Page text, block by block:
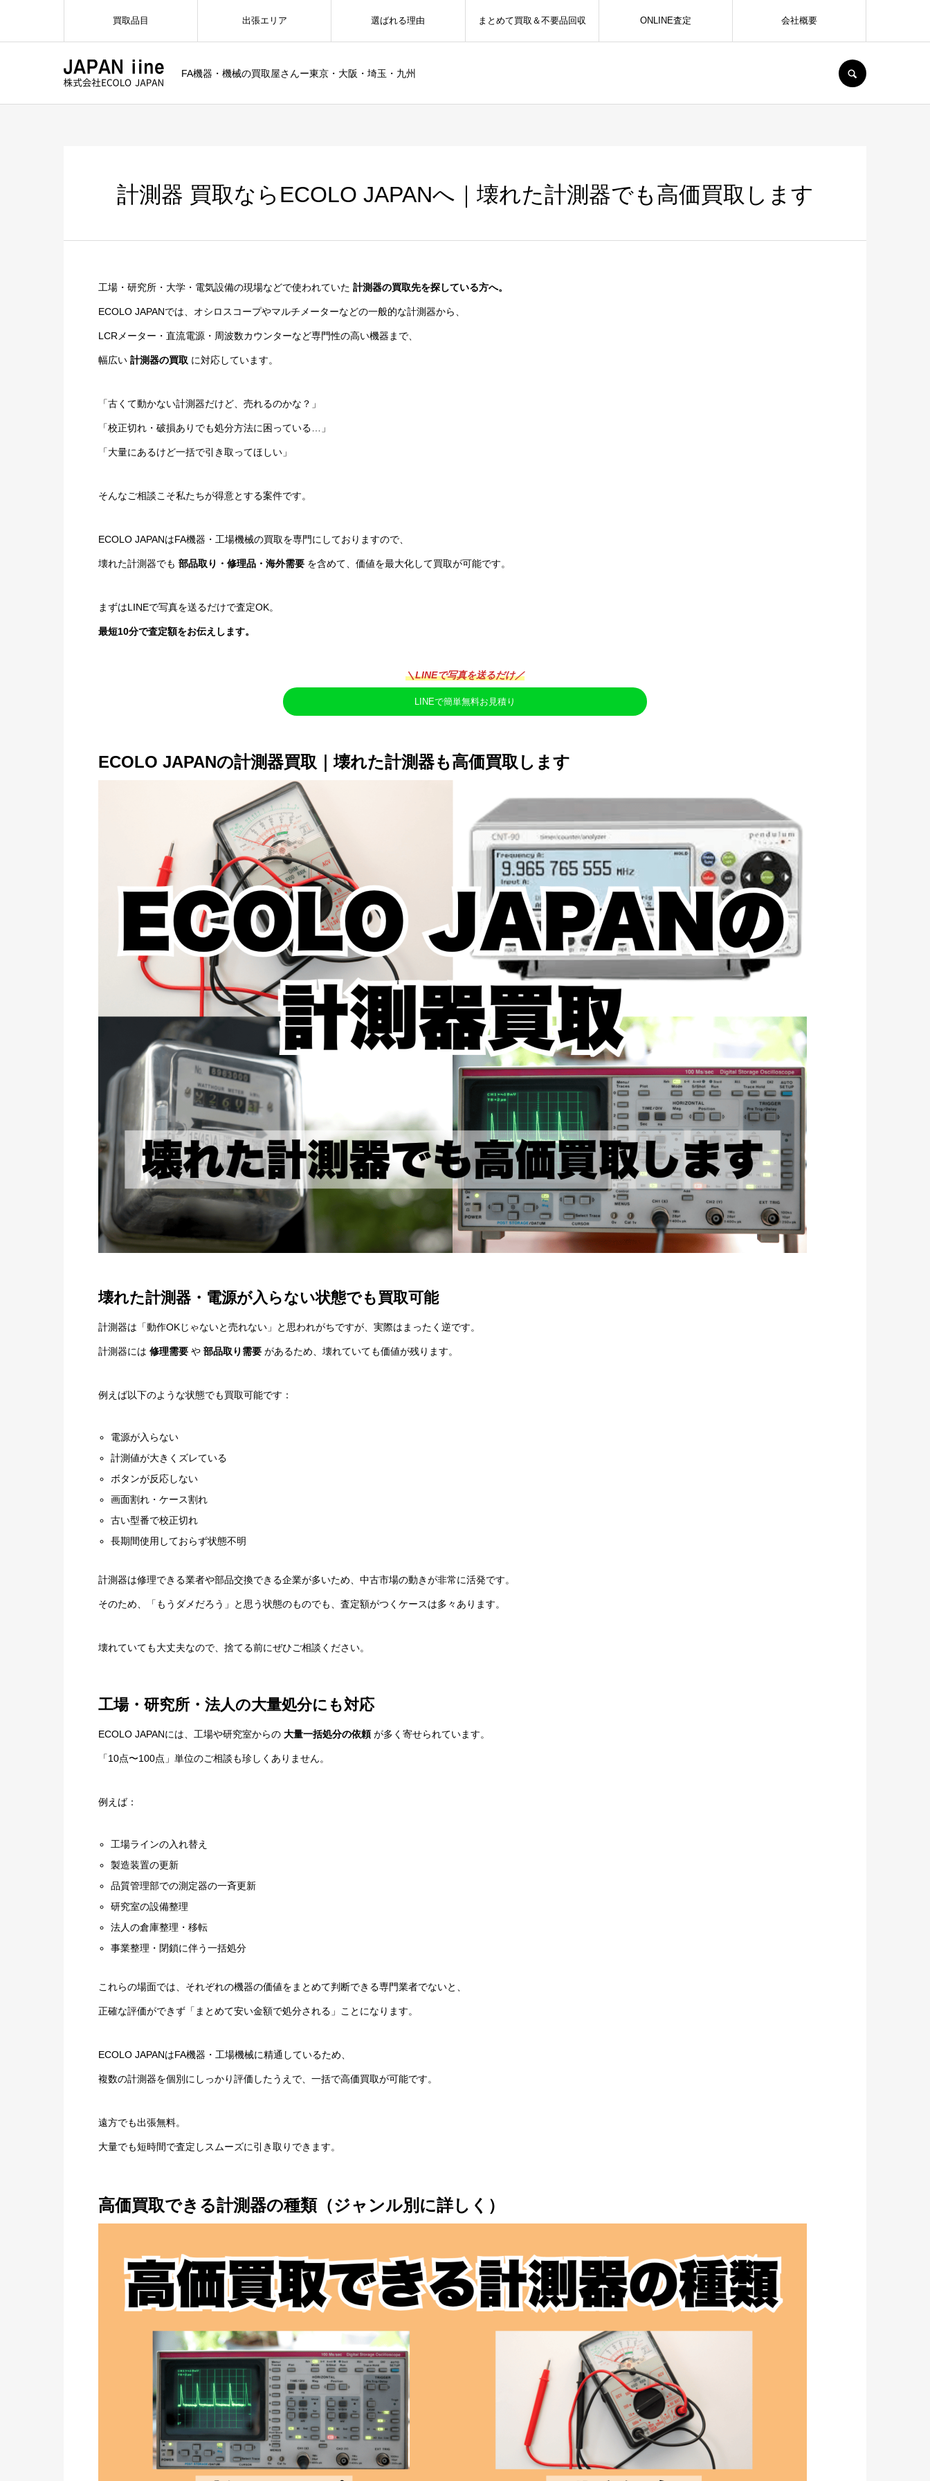
FA機器・機械の買取屋さんー東京・大阪・埼玉・九州
買取品目 出張エリア 選ばれる理由 まとめて買取＆不要品回収 ONLINE査定 会社概要
計測器 買取ならECOLO JAPANへ｜壊れた計測器でも高価買取します
工場・研究所・大学・電気設備の現場などで使われていた 計測器の買取先を探している方へ。
ECOLO JAPANでは、オシロスコープやマルチメーターなどの一般的な計測器から、
LCRメーター・直流電源・周波数カウンターなど専門性の高い機器まで、
幅広い 計測器の買取 に対応しています。
「古くて動かない計測器だけど、売れるのかな？」
「校正切れ・破損ありでも処分方法に困っている…」
「大量にあるけど一括で引き取ってほしい」
そんなご相談こそ私たちが得意とする案件です。
ECOLO JAPANはFA機器・工場機械の買取を専門にしておりますので、
壊れた計測器でも 部品取り・修理品・海外需要 を含めて、価値を最大化して買取が可能です。
まずはLINEで写真を送るだけで査定OK。
最短10分で査定額をお伝えします。
＼LINEで写真を送るだけ／
LINEで簡単無料お見積り
ECOLO JAPANの計測器買取｜壊れた計測器も高価買取します
壊れた計測器・電源が入らない状態でも買取可能
計測器は「動作OKじゃないと売れない」と思われがちですが、実際はまったく逆です。
計測器には 修理需要 や 部品取り需要 があるため、壊れていても価値が残ります。
例えば以下のような状態でも買取可能です：
電源が入らない
計測値が大きくズレている
ボタンが反応しない
画面割れ・ケース割れ
古い型番で校正切れ
長期間使用しておらず状態不明
計測器は修理できる業者や部品交換できる企業が多いため、中古市場の動きが非常に活発です。
そのため、「もうダメだろう」と思う状態のものでも、査定額がつくケースは多々あります。
壊れていても大丈夫なので、捨てる前にぜひご相談ください。
工場・研究所・法人の大量処分にも対応
ECOLO JAPANには、工場や研究室からの 大量一括処分の依頼 が多く寄せられています。
「10点〜100点」単位のご相談も珍しくありません。
例えば：
工場ラインの入れ替え
製造装置の更新
品質管理部での測定器の一斉更新
研究室の設備整理
法人の倉庫整理・移転
事業整理・閉鎖に伴う一括処分
これらの場面では、それぞれの機器の価値をまとめて判断できる専門業者でないと、
正確な評価ができず「まとめて安い金額で処分される」ことになります。
ECOLO JAPANはFA機器・工場機械に精通しているため、
複数の計測器を個別にしっかり評価したうえで、一括で高価買取が可能です。
遠方でも出張無料。
大量でも短時間で査定しスムーズに引き取りできます。
高価買取できる計測器の種類（ジャンル別に詳しく）